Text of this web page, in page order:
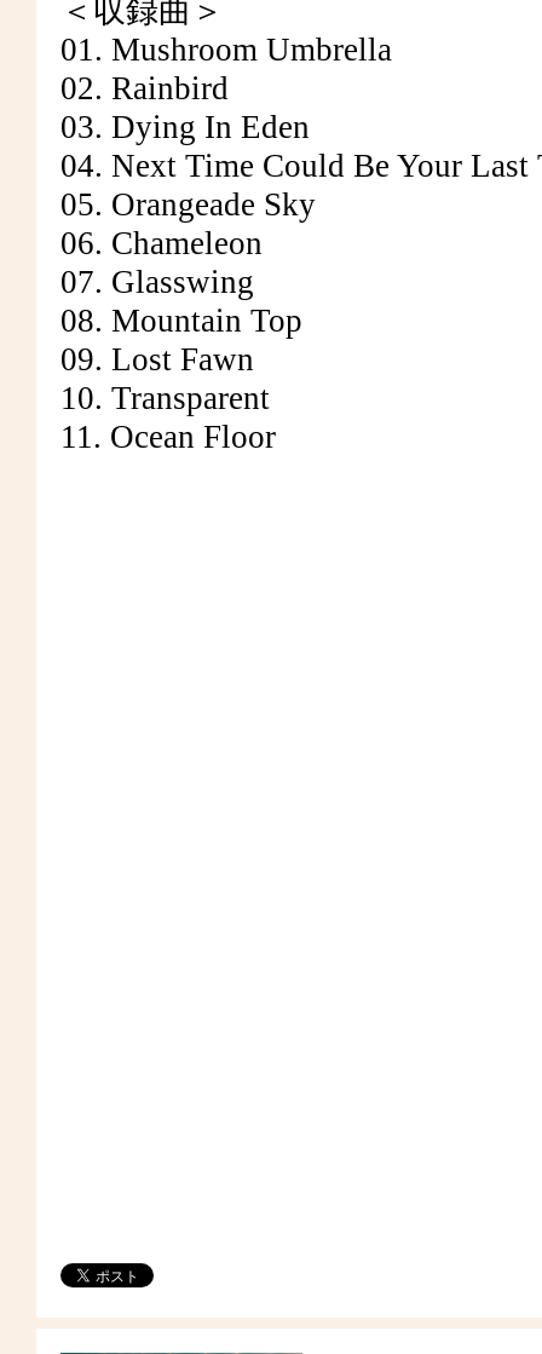
＜収録曲＞
01. Mushroom Umbrella
02. Rainbird
03. Dying In Eden
04. Next Time Could Be Your Last
05. Orangeade Sky
06. Chameleon
07. Glasswing
08. Mountain Top
09. Lost Fawn
10. Transparent
11. Ocean Floor